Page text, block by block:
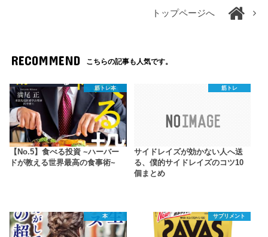
トップページへ
RECOMMEND こちらの記事も人気です。
筋トレ本
【No.5】食べる投資 ~ハーバー
ドが教える世界最高の食事術~
筋トレ
サイドレイズが効かない人へ送
る、僕的サイドレイズのコツ10
個まとめ
本 サプリメント